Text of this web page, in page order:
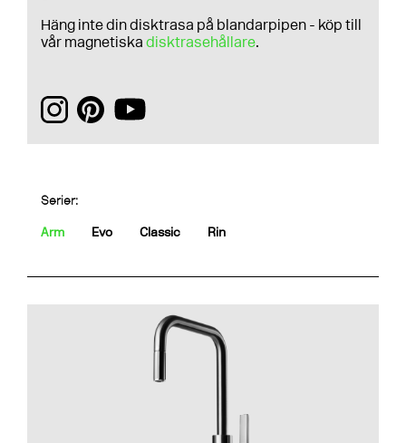
Häng inte din disktrasa på blandarpipen - köp till
vår magnetiska disktrasehållare.
Serier:
Arm Evo Classic Rin